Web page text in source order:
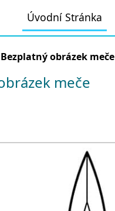
Úvodní Stránka
Bezplatný obrázek meče
meče